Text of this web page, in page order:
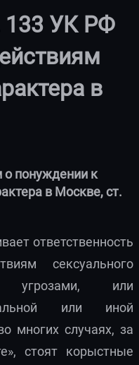
133 УК РФ
в
понуждении к
в Москве, ст.
ответственность
сексуального
угрозами, или
или иной
многих случаях, за
стоят корыстные